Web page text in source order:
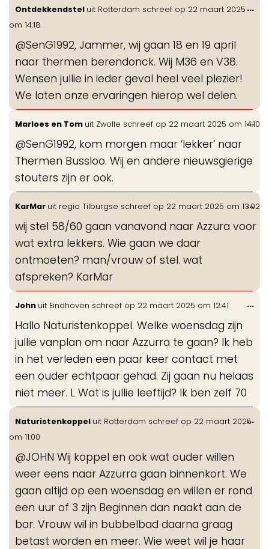
Ontdekkendstel uit Rotterdam schreef op 22 maart 2025
om 14:18
@SenG1992, Jammer, wij gaan 18 en 19 april
naar thermen berendonck. Wij M36 en V38.
Wensen jullie in ieder geval heel veel plezier!
We laten onze ervaringen hierop wel delen.
...
Marloes en Tom uit Zwolle schreef op 22 maart 2025 om 14:10
@SenG1992, kom morgen maar ‘lekker’ naar
Thermen Bussloo. Wij en andere nieuwsgierige
stouters zijn er ook.
...
KarMar uit regio Tilburgse schreef op 22 maart 2025 om 13:02
wij stel 58/60 gaan vanavond naar Azzura voor
wat extra lekkers. Wie gaan we daar
ontmoeten? man/vrouw of stel. wat
afspreken? KarMar
...
John uit Eindhoven schreef op 22 maart 2025 om 12:41
Hallo Naturistenkoppel. Welke woensdag zijn
jullie vanplan om naar Azzurra te gaan? Ik heb
in het verleden een paar keer contact met
een ouder echtpaar gehad. Zij gaan nu helaas
niet meer. L Wat is jullie leeftijd? Ik ben zelf 70
...
Naturistenkoppel uit Rotterdam schreef op 22 maart 2025
om 11:00
@JOHN Wij koppel en ook wat ouder willen
weer eens naar Azzurra gaan binnenkort. We
gaan altijd op een woensdag en willen er rond
een uur of 3 zijn Beginnen dan naakt aan de
bar. Vrouw wil in bubbelbad daarna graag
betast worden en meer. Wie weet wil je haar
...